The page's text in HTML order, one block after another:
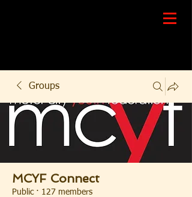
Groups
MCYF Connect
Public · 127 members